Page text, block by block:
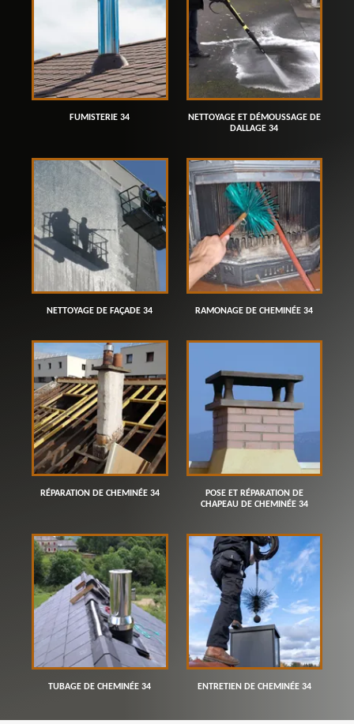
FUMISTERIE 34
NETTOYAGE ET DÉMOUSSAGE DE
DALLAGE 34
NETTOYAGE DE FAÇADE 34 RAMONAGE DE CHEMINÉE 34
RÉPARATION DE CHEMINÉE 34
POSE ET RÉPARATION DE
CHAPEAU DE CHEMINÉE 34
TUBAGE DE CHEMINÉE 34 ENTRETIEN DE CHEMINÉE 34